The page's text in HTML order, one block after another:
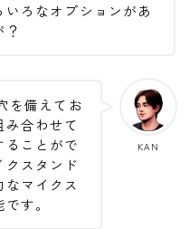
ろなオプションがあ
KAN
を備えてお
合わせて
ことがで
スタンド
マイクス
す。